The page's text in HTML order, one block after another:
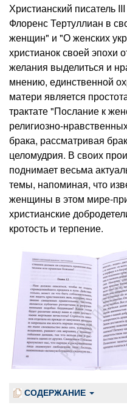
Христианский писатель
Флоренс Тертуллиан в
женщин" и "О женских
христианок своей эпохи
желания выделиться и
мнению, единственной
матери является
трактате "Послание к
религиозно-
брака, рассматривая
целомудрия. В своих
поднимает весьма
темы, напоминая, что
женщины в этом мире-
христианские
кротость и терпение.
СОДЕРЖАНИЕ